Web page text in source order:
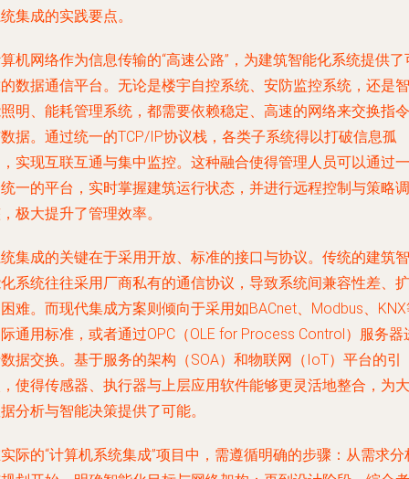
集成的实践要点。
机网络作为信息传输的“高速公路”，为建筑智能化系统提供了
数据通信平台。无论是楼宇自控系统、安防监控系统，还是智
明、能耗管理系统，都需要依赖稳定、高速的网络来交换指令
据。通过统一的TCP/IP协议栈，各类子系统得以打破信息孤
实现互联互通与集中监控。这种融合使得管理人员可以通过一
一的平台，实时掌握建筑运行状态，并进行远程控制与策略调
极大提升了管理效率。
集成的关键在于采用开放、标准的接口与协议。传统的建筑智
系统往往采用厂商私有的通信协议，导致系统间兼容性差、扩
难。而现代集成方案则倾向于采用如BACnet、Modbus、
通用标准，或者通过OPC（OLE for Process Control）服务器
据交换。基于服务的架构（SOA）和物联网（IoT）平台的引
使得传感器、执行器与上层应用软件能够更灵活地整合，为大
分析与智能决策提供了可能。
际的“计算机系统集成”项目中，需遵循明确的步骤：从需求分